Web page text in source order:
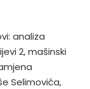
analiza
2, mašinski
Selimovića,